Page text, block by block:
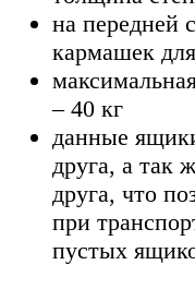
на передней
кармашек
– 40 кг
данные
друга, а так
друга, что
при
пустых